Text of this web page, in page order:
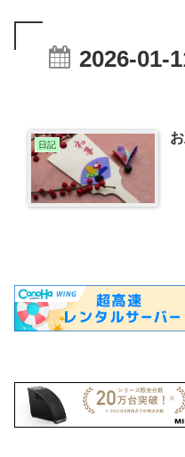
2026-01-
日記